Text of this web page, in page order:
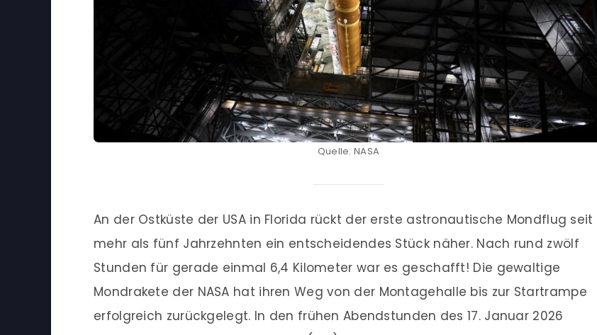
Quelle: NASA
An der Ostküste der USA in Florida rückt der erste astronautische Mondflug seit
mehr als fünf Jahrzehnten ein entscheidendes Stück näher. Nach rund zwölf
Stunden für gerade einmal 6,4 Kilometer war es geschafft! Die gewaltige
Mondrakete der NASA hat ihren Weg von der Montagehalle bis zur Startrampe
erfolgreich zurückgelegt. In den frühen Abendstunden des 17. Januar 2026